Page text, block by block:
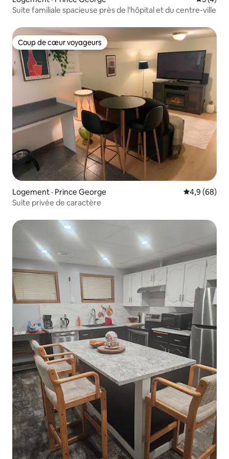
Suite familiale spacieuse près de l'hôpital et du centre-ville
Coup de cœur voyageurs
Coup de cœur voyageurs
Logement · Prince George Note
4,9 (68)
Suite privée de caractère